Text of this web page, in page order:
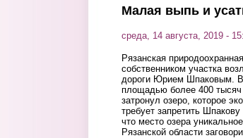
Малая выпь и
среда, 14 августа, 2019 -
Рязанская
собственником участка
дороги Юрием Шпаковым.
площадью более 400 тысяч
затронул озеро, которое
требует запретить
что место озера
Рязанской области